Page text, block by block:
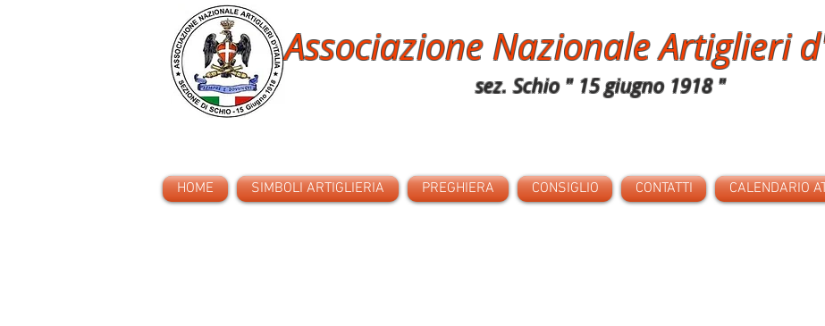
Associazione Nazionale Artiglieri
sez. Schio " 15 giugno 1918 "
HOME SIMBOLI ARTIGLIERIA PREGHIERA CONSIGLIO CONTATTI CALENDARIO